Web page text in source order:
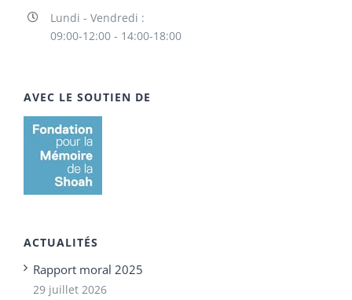
Lundi - Vendredi :
09:00-12:00 - 14:00-18:00
AVEC LE SOUTIEN DE
ACTUALITÉS
Rapport moral 2025
29 juillet 2026